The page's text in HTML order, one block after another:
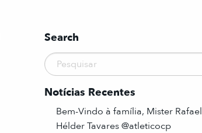
Search
Notícias Recentes
Bem-Vindo à família, Mister Rafael
Hélder Tavares @atleticocp